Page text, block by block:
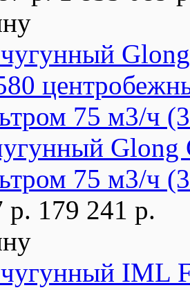
Glong
75 м3/ч
р. 179 241 р.